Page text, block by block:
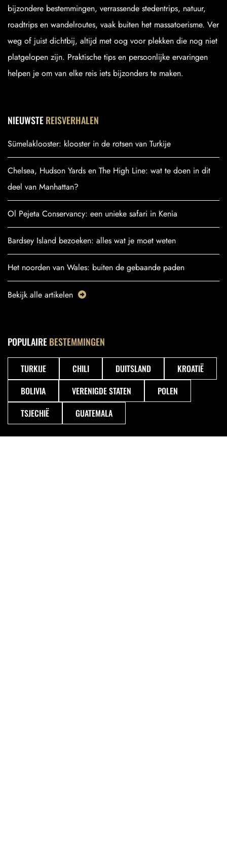
bijzondere bestemmingen, verrassende stedentrips, natuur,
roadtrips en wandelroutes, vaak buiten het massatoerisme. Ver
weg of juist dichtbij, altijd met oog voor plekken die nog niet
platgelopen zijn. Praktische tips en persoonlijke ervaringen
helpen je om van elke reis iets bijzonders te maken.
NIEUWSTEREISVERHALEN
Sümelaklooster: klooster in de rotsen van Turkije
Chelsea, Hudson Yards en The High Line: wat te doen in dit
deel van Manhattan?
Ol Pejeta Conservancy: een unieke safari in Kenia
Bardsey Island bezoeken: alles wat je moet weten
Het noorden van Wales: buiten de gebaande paden
Bekijk alle artikelen
POPULAIREBESTEMMINGEN
TURKIJE CHILI DUITSLAND
KROATIË
BOLIVIA
VERENIGDE STATEN
POLEN
TSJECHIË
GUATEMALA